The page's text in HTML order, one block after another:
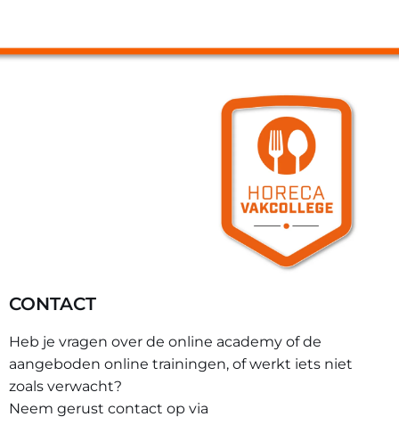
CONTACT
Heb je vragen over de online academy of de
aangeboden online trainingen, of werkt iets niet
zoals verwacht?
Neem gerust contact op via